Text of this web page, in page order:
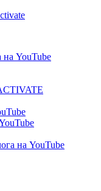
YouTube
на YouTube